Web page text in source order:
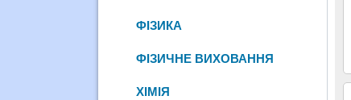
ФІЗИКА
ФІЗИЧНЕ ВИХОВАННЯ
ХІМІЯ